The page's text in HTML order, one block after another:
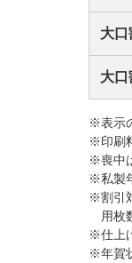
大口
大口
※表示
※印刷
※喪中
※私製
※割引
用枚
※仕上
※年賀